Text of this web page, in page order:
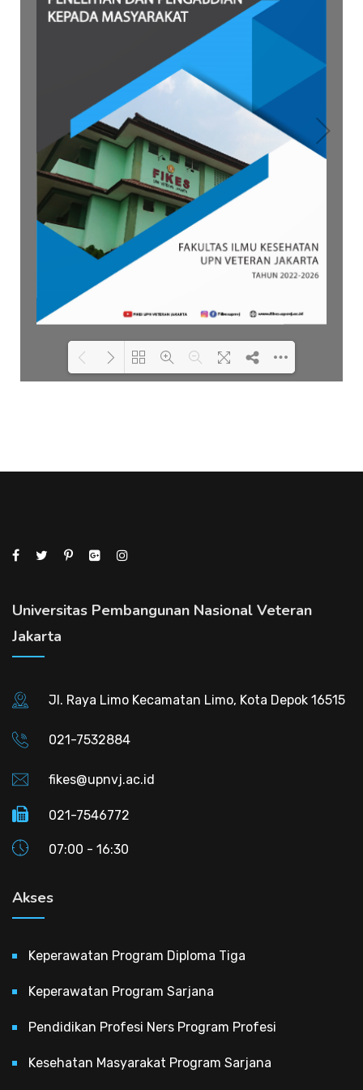
Universitas Pembangunan Nasional Veteran
Jakarta
Jl. Raya Limo Kecamatan Limo, Kota Depok 16515
021-7532884
fikes@upnvj.ac.id
021-7546772
07:00 - 16:30
Akses
Keperawatan Program Diploma Tiga
Keperawatan Program Sarjana
Pendidikan Profesi Ners Program Profesi
Kesehatan Masyarakat Program Sarjana